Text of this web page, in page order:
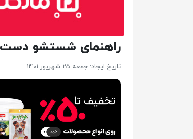
راهنمای شستشو دست
تاریخ ایجاد: جمعه 25 شهریور 1401